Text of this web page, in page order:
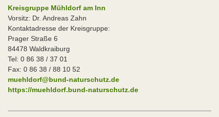
Kreisgruppe Mühldorf am Inn
Vorsitz: Dr. Andreas Zahn
Kontaktadresse der Kreisgruppe:
Prager Straße 6
84478 Waldkraiburg
Tel: 0 86 38 / 37 01
Fax: 0 86 38 / 88 10 52
muehldorf@bund-naturschutz.de
https://muehldorf.bund-naturschutz.de